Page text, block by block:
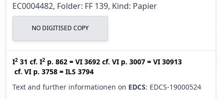
EC0004482, Folder: FF 139, Kind: Papier
NO DIGITISED COPY
I2 31 cf. I2 p. 862 = VI 3692 cf. VI p. 3007 = VI 30913
cf. VI p. 3758 = ILS 3794
Text and further informationen on EDCS: EDCS-19000524